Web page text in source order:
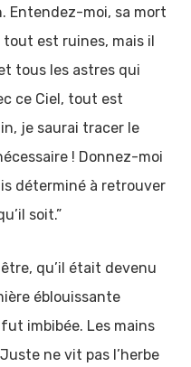
Entendez-moi, sa mort
tout est ruines, mais il
tous les astres qui
ce Ciel, tout est
je saurai tracer le
! Donnez-moi
déterminé à retrouver
soit.”
qu’il était devenu
éblouissante
imbibée. Les mains
ne vit pas l’herbe